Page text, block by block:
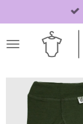
direct
naar